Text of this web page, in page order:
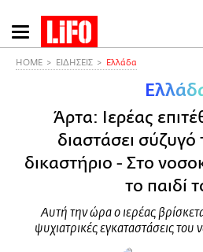
Παράκαμψη
προς
HOME ΕΙΔΗΣΕΙΣ Ελλάδα
Άρτα: Ιερέας
διαστάσει
δικαστήριο - Στο
το παιδί
Αυτή την ώρα ο ιερέας
ψυχιατρικές εγκαταστάσεις